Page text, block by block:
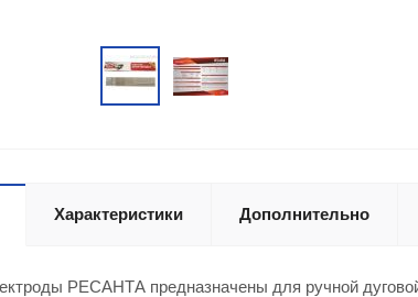
Характеристики Дополнительно
РЕСАНТА предназначены для ручной